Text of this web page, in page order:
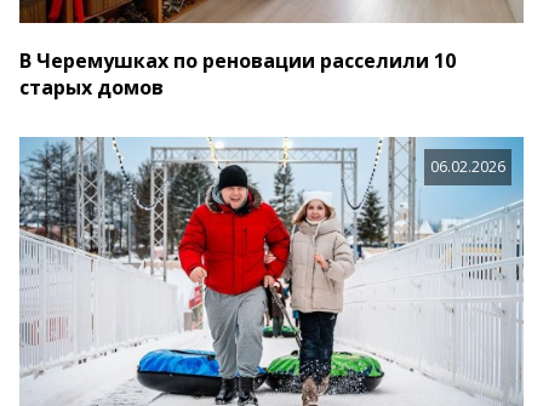
В Черемушках по реновации расселили 10
старых домов
06.02.2026